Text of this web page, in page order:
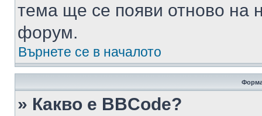
тема ще се появи отново на
форум.
Върнете се в началото
» Какво е BBCode?